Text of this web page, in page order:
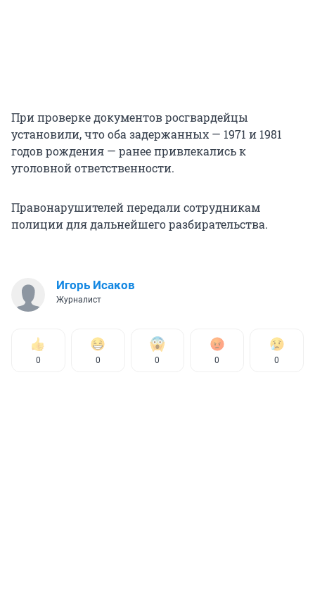
При проверке документов росгвардейцы
установили, что оба задержанных — 1971 и 1981
годов рождения — ранее привлекались к
уголовной ответственности.
Правонарушителей передали сотрудникам
полиции для дальнейшего разбирательства.
Игорь Исаков
Журналист
0 0 0 0 0